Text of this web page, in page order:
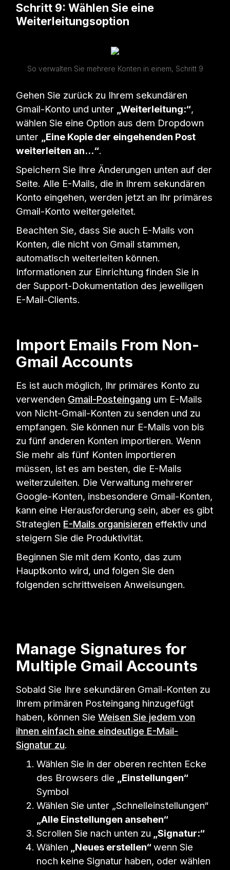
Schritt 9: Wählen Sie eine
Weiterleitungsoption
So verwalten Sie mehrere Konten in einem, Schritt 9
Gehen Sie zurück zu Ihrem sekundären
Gmail-Konto und unter „Weiterleitung:“,
wählen Sie eine Option aus dem Dropdown
unter
„Eine Kopie der eingehenden Post
weiterleiten an...“.
Speichern Sie Ihre Änderungen unten auf der
Seite. Alle E-Mails, die in Ihrem sekundären
Konto eingehen, werden jetzt an Ihr primäres
Gmail-Konto weitergeleitet.
Beachten Sie, dass Sie auch E-Mails von
Konten, die nicht von Gmail stammen,
automatisch weiterleiten können.
Informationen zur Einrichtung finden Sie in
der Support-Dokumentation des jeweiligen
E-Mail-Clients.
Import Emails From Non-
Gmail Accounts
Es ist auch möglich, Ihr primäres Konto zu
verwenden Gmail-Posteingang um E-Mails
von Nicht-Gmail-Konten zu senden und zu
empfangen. Sie können nur E-Mails von bis
zu fünf anderen Konten importieren. Wenn
Sie mehr als fünf Konten importieren
müssen, ist es am besten, die E-Mails
weiterzuleiten. Die Verwaltung mehrerer
Google-Konten, insbesondere Gmail-Konten,
kann eine Herausforderung sein, aber es gibt
Strategien E-Mails organisieren effektiv und
steigern Sie die Produktivität.
Beginnen Sie mit dem Konto, das zum
Hauptkonto wird, und folgen Sie den
folgenden schrittweisen Anweisungen.
Manage Signatures for
Multiple Gmail Accounts
Sobald Sie Ihre sekundären Gmail-Konten zu
Ihrem primären Posteingang hinzugefügt
haben, können SieWeisen Sie jedem von
ihnen einfach eine eindeutige E-Mail-
Signatur zu.
Wählen Sie in der oberen rechten Ecke
des Browsers die
„Einstellungen“
Symbol
Wählen Sie unter „Schnelleinstellungen“
„Alle Einstellungen ansehen“
Scrollen Sie nach unten zu „Signatur:“
Wählen „Neues erstellen“wenn Sie
noch keine Signatur haben, oder wählen